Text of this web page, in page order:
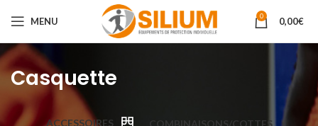
MENU 0 0,00€
Casquette
ACCESSOIRES
COMBINAISONS/COTTES